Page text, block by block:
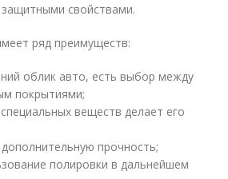
свойствами.
ряд преимуществ:
облик авто, есть выбор между
покрытиями;
веществ делает его
прочность;
полировки в дальнейшем